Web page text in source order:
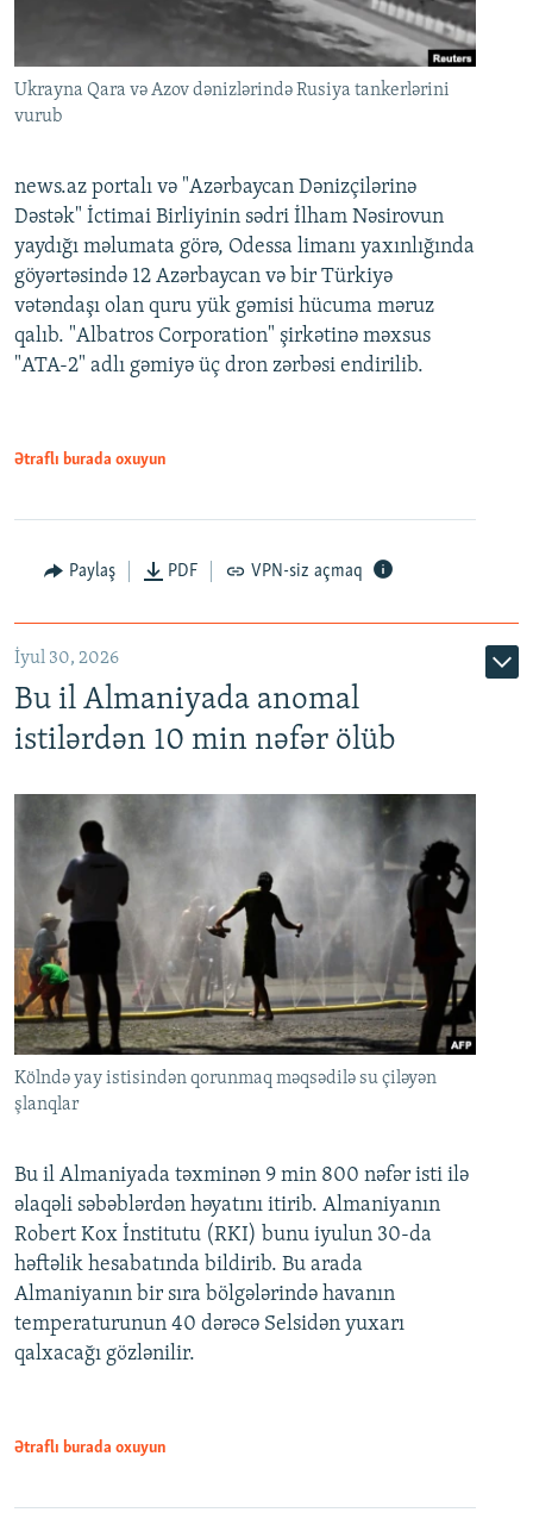
Ukrayna Qara və Azov dənizlərində Rusiya tankerlərini
vurub
news.az portalı və "Azərbaycan Dənizçilərinə
Dəstək" İctimai Birliyinin sədri İlham Nəsirovun
yaydığı məlumata görə, Odessa limanı yaxınlığında
göyərtəsində 12 Azərbaycan və bir Türkiyə
vətəndaşı olan quru yük gəmisi hücuma məruz
qalıb. "Albatros Corporation" şirkətinə məxsus
"ATA-2" adlı gəmiyə üç dron zərbəsi endirilib.
Ətraflı burada oxuyun
Paylaş PDF VPN-siz açmaq
İyul 30, 2026
Bu il Almaniyada anomal
istilərdən 10 min nəfər ölüb
Kölndə yay istisindən qorunmaq məqsədilə su çiləyən
şlanqlar
Bu il Almaniyada təxminən 9 min 800 nəfər isti ilə
əlaqəli səbəblərdən həyatını itirib. Almaniyanın
Robert Kox İnstitutu (RKI) bunu iyulun 30-da
həftəlik hesabatında bildirib. Bu arada
Almaniyanın bir sıra bölgələrində havanın
temperaturunun 40 dərəcə Selsidən yuxarı
qalxacağı gözlənilir.
Ətraflı burada oxuyun